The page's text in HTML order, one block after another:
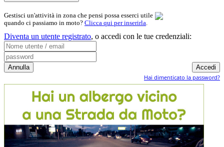
Gestisci un'attività in zona che pensi possa esserci utile
quando ci passiamo in moto? Clicca qui per inserirla.
Diventa un utente registrato, o accedi con le tue credenziali:
Hai dimenticato la password?